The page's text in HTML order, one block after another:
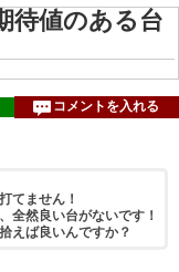
待値のある台
コメントを入れる
てません！
全然良い台がないです！
えば良いんですか？